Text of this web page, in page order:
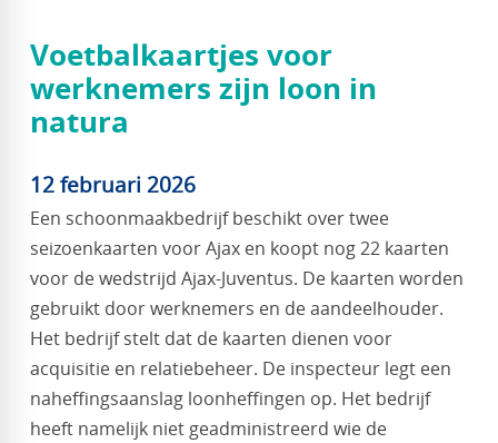
Voetbalkaartjes voor
werknemers zijn loon in
natura
12 februari 2026
Een schoonmaakbedrijf beschikt over twee
seizoenkaarten voor Ajax en koopt nog 22 kaarten
voor de wedstrijd Ajax-Juventus. De kaarten worden
gebruikt door werknemers en de aandeelhouder.
Het bedrijf stelt dat de kaarten dienen voor
acquisitie en relatiebeheer. De inspecteur legt een
naheffingsaanslag loonheffingen op. Het bedrijf
heeft namelijk niet geadministreerd wie de